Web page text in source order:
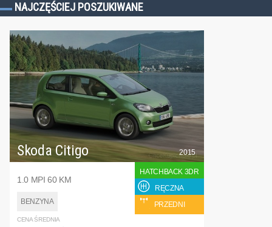
NAJCZĘŚCIEJ POSZUKIWANE
Skoda Citigo
1.0 MPI 60 KM
BENZYNA
2015
HATCHBACK 3DR
RĘCZNA
PRZEDNI
CENA ŚREDNIA